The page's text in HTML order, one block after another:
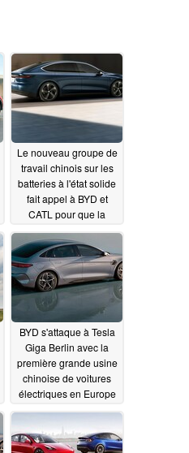
Le nouveau groupe de
travail chinois sur les
batteries à l'état solide
fait appel à BYD et
CATL pour que la
Chine reste le leader
des VE02/15/2024
BYD s'attaque à Tesla
Giga Berlin avec la
première grande usine
chinoise de voitures
électriques en Europe
12/25/2023